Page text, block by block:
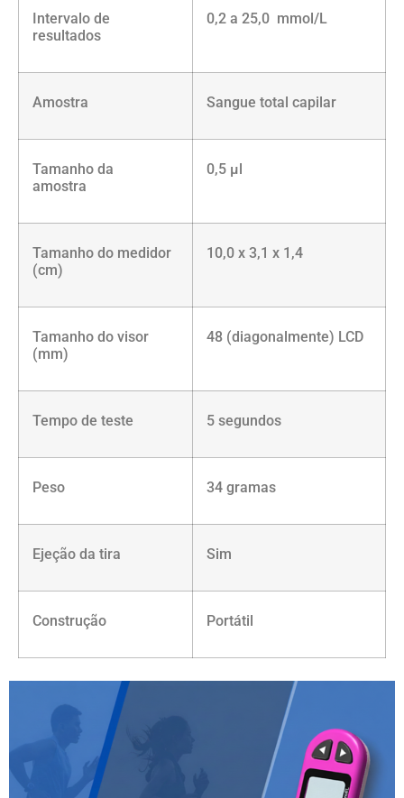
Intervalo de
resultados
0,2 a 25,0 mmol/L
Amostra Sangue total capilar
Tamanho da
amostra
0,5 µl
Tamanho do medidor
(cm)
10,0 x 3,1 x 1,4
Tamanho do visor
(mm)
48 (diagonalmente) LCD
Tempo de teste 5 segundos
Peso 34 gramas
Ejeção da tira Sim
Construção Portátil